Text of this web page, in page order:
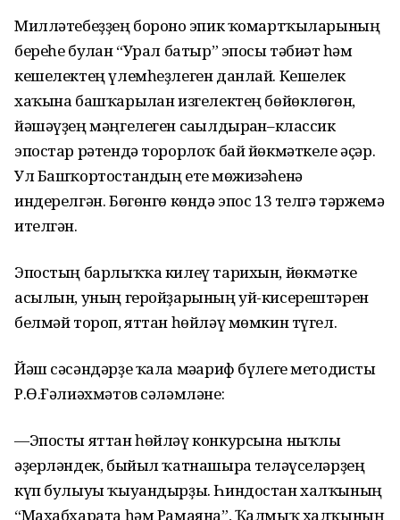
Милләтебеҙҙең боронғо эпик ҡомартҡыларының
береһе булған “Урал батыр” эпосы тәбиғәт һәм
кешелектең үлемһеҙлеген данлай. Кешелек
хаҡына башҡарылған изгелектең бөйөклөгөн,
йәшәүҙең мәңгелеген сағылдырған–классик
эпостар рәтендә торорлоҡ бай йөкмәткеле әҫәр.
Ул Башҡортостандың ете мөғжизәһенә
индерелгән. Бөгөнгө көндә эпос 13 телгә тәржемә
ителгән.
Эпостың барлыҡҡа килеү тарихын, йөкмәтке
асылын, уның геройҙарының уй-кисерештәрен
белмәй тороп, яттан һөйләү мөмкин түгел.
Йәш сәсәндәрҙе ҡала мәғариф бүлеге методисты
Р.Ө.Ғәлиәхмәтов сәләмләне:
—Эпосты яттан һөйләү конкурсына ныҡлы
әҙерләндек, быйыл ҡатнашырға теләүселәрҙең
күп булыуы ҡыуандырҙы. Һиндостан халҡының
“Махабхарата һәм Рамаяна”, Ҡалмыҡ халҡының